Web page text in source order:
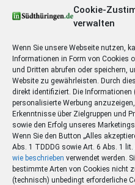
Cookie-
verwalten
Wenn Sie unsere Webseite nutzen,
Informationen in Form von Cookies
und Dritten abrufen oder speichern,
Website zu gewährleisten. Durch
direkt identifiziert. Die Informationen
personalisierte Werbung
Erkenntnisse über Zielgruppen und
sowie den Erfolg unseres
Wenn Sie den Button „Alles
Abs. 1 TDDDG sowie Art. 6 Abs. 1
wie beschrieben verwendet werden.
bestimmte Arten von Cookies nicht
(technisch) unbedingt erforderliche